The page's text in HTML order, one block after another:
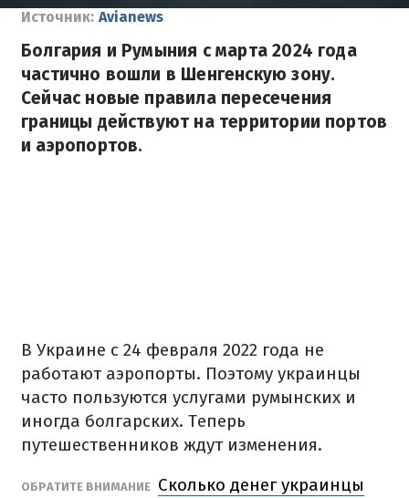
Источник: Avianews
Болгария и Румыния с марта 2024 года
частично вошли в Шенгенскую зону.
Сейчас новые правила пересечения
границы действуют на территории портов
и аэропортов.
В Украине с 24 февраля 2022 года не
работают аэропорты. Поэтому украинцы
часто пользуются услугами румынских и
иногда болгарских. Теперь
путешественников ждут изменения.
ОБРАТИТЕ ВНИМАНИЕ Сколько денег украинцы